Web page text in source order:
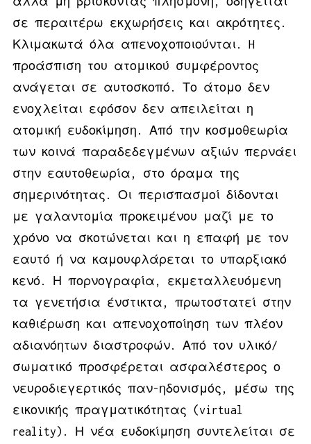
σε περαιτέρω εκχωρήσεις και ακρότητες.
Κλιμακωτά όλα απενοχοποιούνται. H
προάσπιση του ατομικού συμφέροντος
ανάγεται σε αυτοσκοπό. Το άτομο δεν
ενοχλείται εφόσον δεν απειλείται η
ατομική ευδοκίμηση. Από την κοσμοθεωρία
των κοινά παραδεδεγμένων αξιών περνάει
στην εαυτοθεωρία, στο όραμα της
σημερινότητας. Οι περισπασμοί δίδονται
με γαλαντομία προκειμένου μαζί με το
χρόνο να σκοτώνεται και η επαφή με τον
εαυτό ή να καμουφλάρεται το υπαρξιακό
κενό. Η πορνογραφία, εκμεταλλευόμενη
τα γενετήσια ένστικτα, πρωτοστατεί στην
καθιέρωση και απενοχοποίηση των πλέον
αδιανόητων διαστροφών. Από τον υλικό/
σωματικό προσφέρεται ασφαλέστερος ο
νευροδιεγερτικός παν-ηδονισμός, μέσω της
εικονικής πραγματικότητας (virtual
reality). Η νέα ευδοκίμηση συντελείται σε